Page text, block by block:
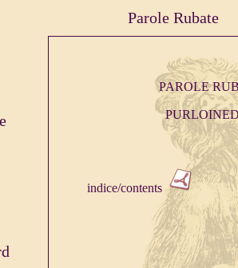
Parole Rubate
PAROLE
indice/contents